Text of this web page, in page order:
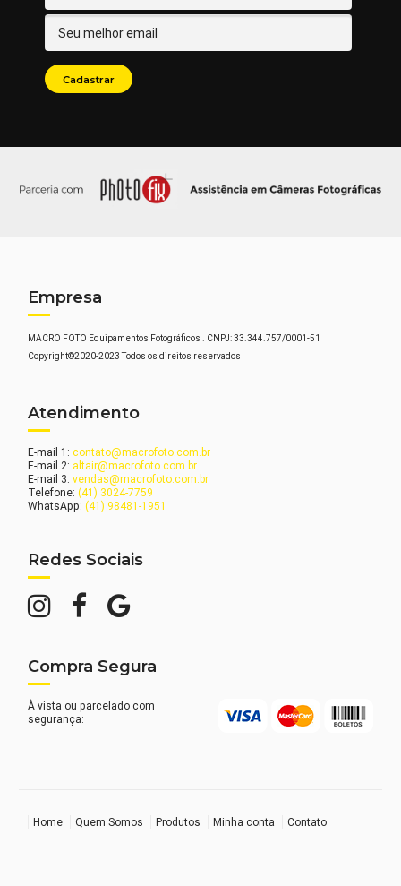
Empresa
MACRO FOTO Equipamentos Fotográficos . CNPJ: 33.344.757/0001-51
Copyright©2020-2023 Todos os direitos reservados
Atendimento
E-mail 1:contato@macrofoto.com.br
E-mail 2: altair@macrofoto.com.br
E-mail 3:vendas@macrofoto.com.br
Telefone:(41) 3024-7759
WhatsApp:(41) 98481-1951
Redes Sociais
Compra Segura
À vista ou parcelado com
segurança:
Home Quem Somos Produtos Minha conta Contato